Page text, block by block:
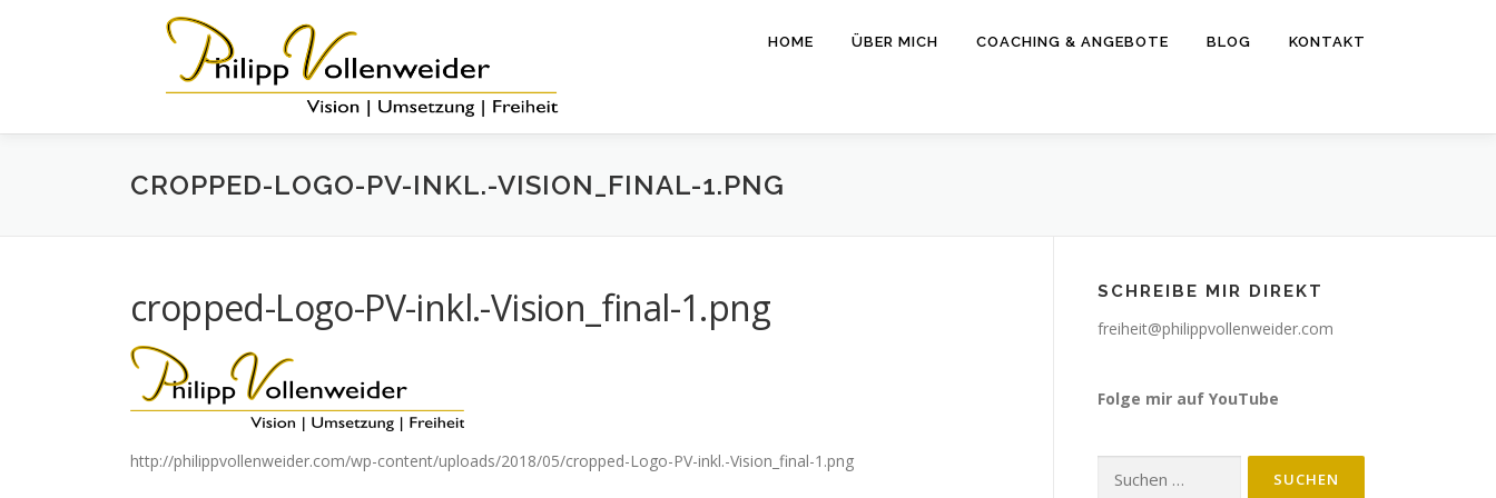
HOME ÜBER MICH COACHING & ANGEBOTE BLOG KONTAKT
CROPPED-LOGO-PV-INKL.-VISION_FINAL-1.PNG
cropped-Logo-PV-inkl.-Vision_final-1.png
http://philippvollenweider.com/wp-content/uploads/2018/05/cropped-Logo-PV-inkl.-Vision_final-1.png
SCHREIBE MIR DIREKT
freiheit@philippvollenweider.com
Folge mir auf YouTube